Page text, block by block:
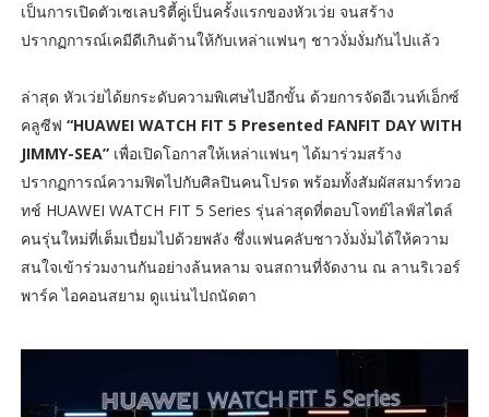
เป็นการเปิดตัวเซเลบริตี้คู่เป็นครั้งแรกของหัวเว่ย จนสร้าง
ปรากฏการณ์เคมีดีเกินต้านให้กับเหล่าแฟนๆ ชาวงั่มงั่มกันไปแล้ว
ล่าสุด หัวเว่ยได้ยกระดับความพิเศษไปอีกขั้น ด้วยการจัดอีเวนท์เอ็กซ์
คลูซีฟ “HUAWEI WATCH FIT 5 Presented FANFIT DAY WITH
JIMMY-SEA” เพื่อเปิดโอกาสให้เหล่าแฟนๆ ได้มาร่วมสร้าง
ปรากฏการณ์ความฟิตไปกับศิลปินคนโปรด พร้อมทั้งสัมผัสสมาร์ทวอ
ทช์ HUAWEI WATCH FIT 5 Series รุ่นล่าสุดที่ตอบโจทย์ไลฟ์สไตล์
คนรุ่นใหม่ที่เต็มเปี่ยมไปด้วยพลัง ซึ่งแฟนคลับชาวงั่มงั่มได้ให้ความ
สนใจเข้าร่วมงานกันอย่างล้นหลาม จนสถานที่จัดงาน ณ ลานริเวอร์
พาร์ค ไอคอนสยาม ดูแน่นไปถนัดตา